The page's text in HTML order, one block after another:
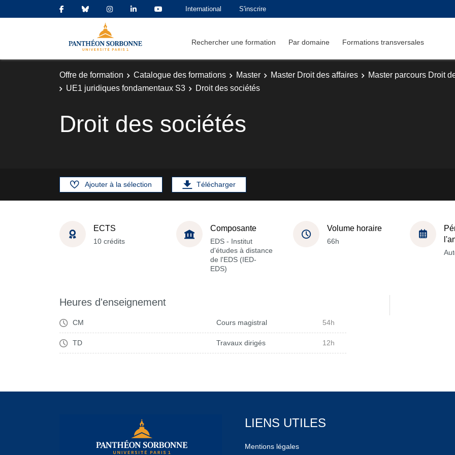
International S'inscrire
Rechercher une formation Par domaine Formations transversales
Offre de formation Catalogue des formations Master Master Droit des affaires
Master parcours Droit
UE1 juridiques fondamentaux S3
Droit des sociétés
Droit des sociétés
Ajouter à la sélection Télécharger
ECTS
10 crédits
Composante
EDS - Institut
d'études à distance
de l'EDS (IED-
EDS)
Volume horaire
66h
Heures d'enseignement
CM Cours magistral 54h
TD Travaux dirigés 12h
LIENS UTILES
Mentions légales